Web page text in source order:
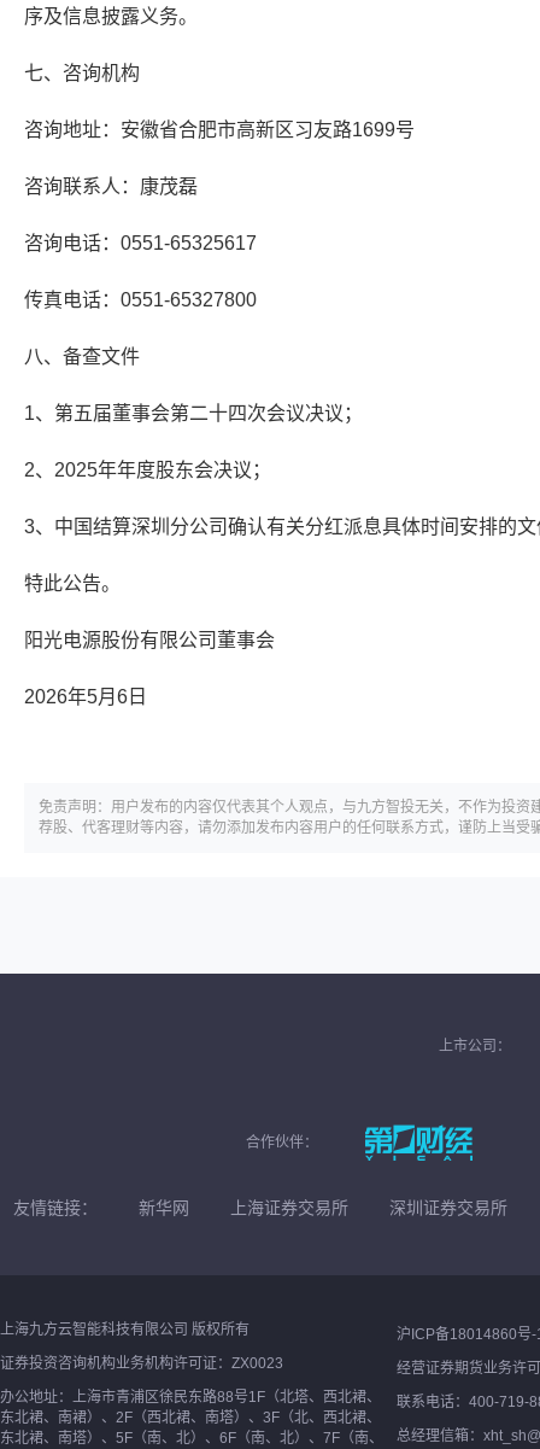
序及信息披露义务。
七、咨询机构
咨询地址：安徽省合肥市高新区习友路1699号
咨询联系人：康茂磊
咨询电话：0551-65325617
传真电话：0551-65327800
八、备查文件
1、第五届董事会第二十四次会议决议；
2、2025年年度股东会决议；
3、中国结算深圳分公司确认有关分红派息具体时间安排的
特此公告。
阳光电源股份有限公司董事会
2026年5月6日
免责声明：用户发布的内容仅代表其个人观点，与九方智投无关，不作为投
荐股、代客理财等内容，请勿添加发布内容用户的任何联系方式，谨防上当受
上市公司：
合作伙伴：
友情链接： 新华网 上海证券交易所 深圳证券交易所
上海九方云智能科技有限公司 版权所有
证券投资咨询机构业务机构许可证：ZX0023
办公地址：上海市青浦区徐民东路88号1F（北塔、西北裙、
东北裙、南裙）、2F（西北裙、南塔）、3F（北、西北裙、
东北裙、南塔）、5F（南、北）、6F（南、北）、7F（南、
沪ICP备18014860号-
经营证券期货业务许
联系电话：400-719-
总经理信箱：